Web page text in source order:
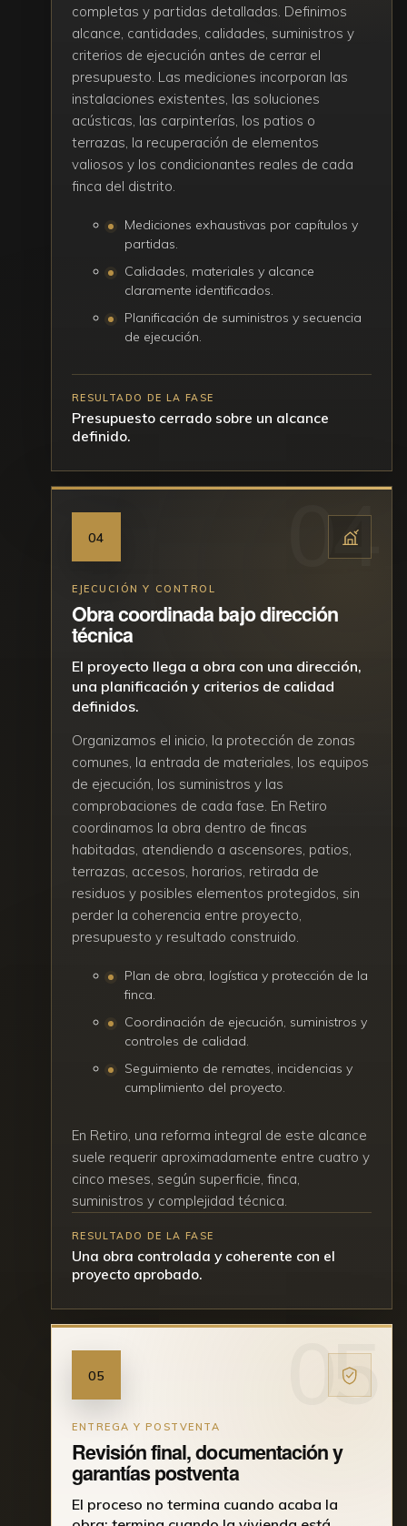
completas y partidas detalladas. Definimos
alcance, cantidades, calidades, suministros y
criterios de ejecución antes de cerrar el
presupuesto. Las mediciones incorporan las
instalaciones existentes, las soluciones
acústicas, las carpinterías, los patios o
terrazas, la recuperación de elementos
valiosos y los condicionantes reales de cada
finca del distrito.
Mediciones exhaustivas por capítulos y
partidas.
Calidades, materiales y alcance
claramente identificados.
Planificación de suministros y secuencia
de ejecución.
RESULTADO DE LA FASE
Presupuesto cerrado sobre un alcance
definido.
04
EJECUCIÓN Y CONTROL
Obra coordinada bajo dirección
técnica
El proyecto llega a obra con una dirección,
una planificación y criterios de calidad
definidos.
Organizamos el inicio, la protección de zonas
comunes, la entrada de materiales, los equipos
de ejecución, los suministros y las
comprobaciones de cada fase. En Retiro
coordinamos la obra dentro de fincas
habitadas, atendiendo a ascensores, patios,
terrazas, accesos, horarios, retirada de
residuos y posibles elementos protegidos, sin
perder la coherencia entre proyecto,
presupuesto y resultado construido.
Plan de obra, logística y protección de la
finca.
Coordinación de ejecución, suministros y
controles de calidad.
Seguimiento de remates, incidencias y
cumplimiento del proyecto.
En Retiro, una reforma integral de este alcance
suele requerir aproximadamente entre cuatro y
cinco meses, según superficie, finca,
suministros y complejidad técnica.
RESULTADO DE LA FASE
Una obra controlada y coherente con el
proyecto aprobado.
05
ENTREGA Y POSTVENTA
Revisión final, documentación y
garantías postventa
El proceso no termina cuando acaba la